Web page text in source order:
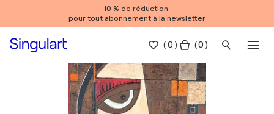
10 % de réduction
pour tout abonnement à la newsletter
(0 ) ( 0 )